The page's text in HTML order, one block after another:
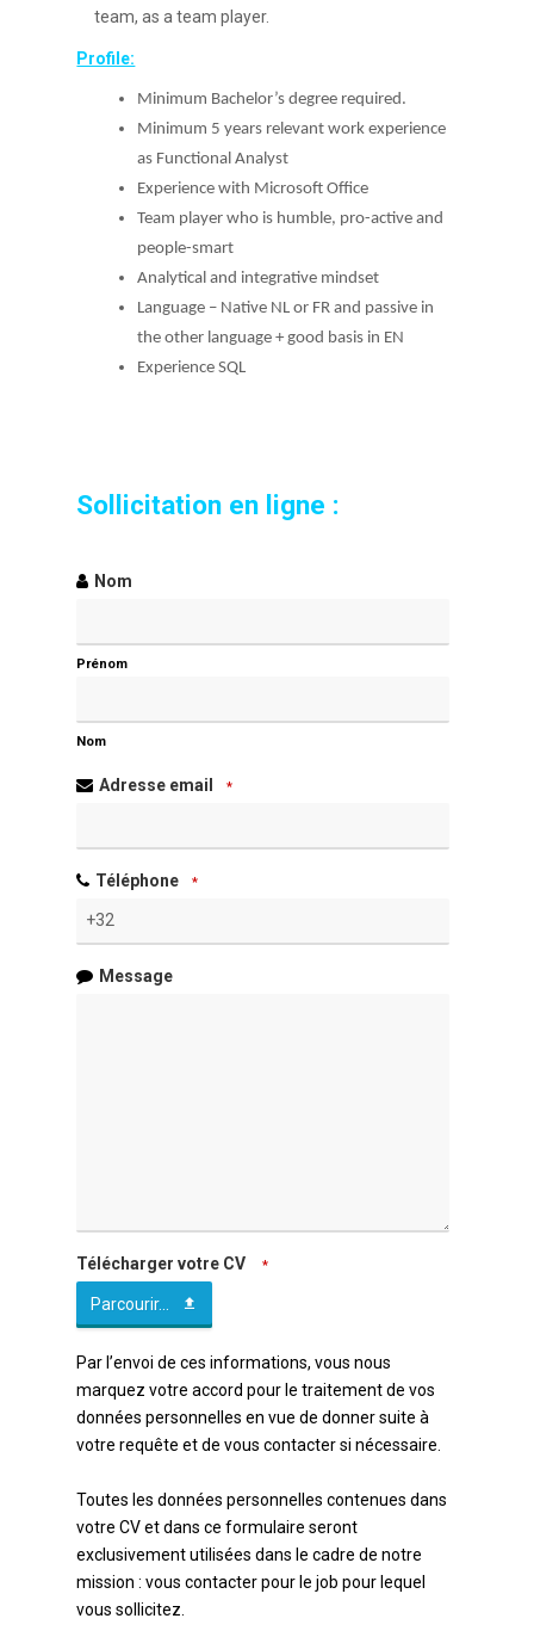
team, as a team player.
Profile:
Minimum Bachelor’s degree required.
Minimum 5 years relevant work experience
as Functional Analyst
Experience with Microsoft Office
Team player who is humble, pro-active and
people-smart
Analytical and integrative mindset
Language – Native NL or FR and passive in
the other language + good basis in EN
Experience SQL
Sollicitation en ligne :
Nom
Prénom
Nom
Adresse email *
Téléphone *
Message
Télécharger votre CV *
Parcourir...
Par l’envoi de ces informations, vous nous
marquez votre accord pour le traitement de vos
données personnelles en vue de donner suite à
votre requête et de vous contacter si nécessaire.
Toutes les données personnelles contenues dans
votre CV et dans ce formulaire seront
exclusivement utilisées dans le cadre de notre
mission : vous contacter pour le job pour lequel
vous sollicitez.